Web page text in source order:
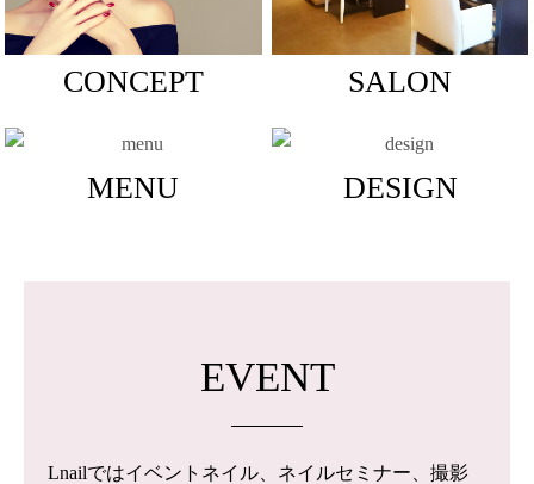
CONCEPT SALON
MENU DESIGN
EVENT
Lnailではイベントネイル、ネイルセミナー、撮影